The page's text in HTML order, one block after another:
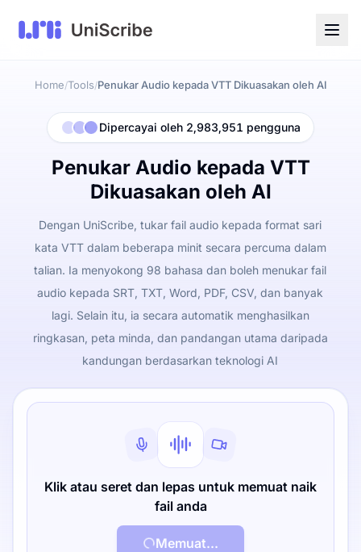
Home/Tools/Penukar Audio kepada VTT Dikuasakan oleh AI
Dipercayai oleh 2,983,951 pengguna
Penukar Audio kepada VTT
Dikuasakan oleh AI
Dengan UniScribe, tukar fail audio kepada format sari
kata VTT dalam beberapa minit secara percuma dalam
talian. Ia menyokong 98 bahasa dan boleh menukar fail
audio kepada SRT, TXT, Word, PDF, CSV, dan banyak
lagi. Selain itu, ia secara automatik menghasilkan
ringkasan, peta minda, dan pandangan utama daripada
kandungan berdasarkan teknologi AI
Klik atau seret dan lepas untuk memuat naik
fail anda
Memuat...